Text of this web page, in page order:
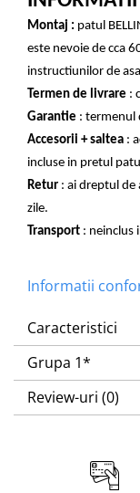
Montaj : patul
este nevoie de cca
instructiunilor de
Termen de livrare :
Garantie : termenul
Accesorii + saltea :
incluse in pretul
Retur : ai dreptul
zile.
Transport : neinclus
Informatii
Caracteristici
Grupa 1*
Review-uri (0)